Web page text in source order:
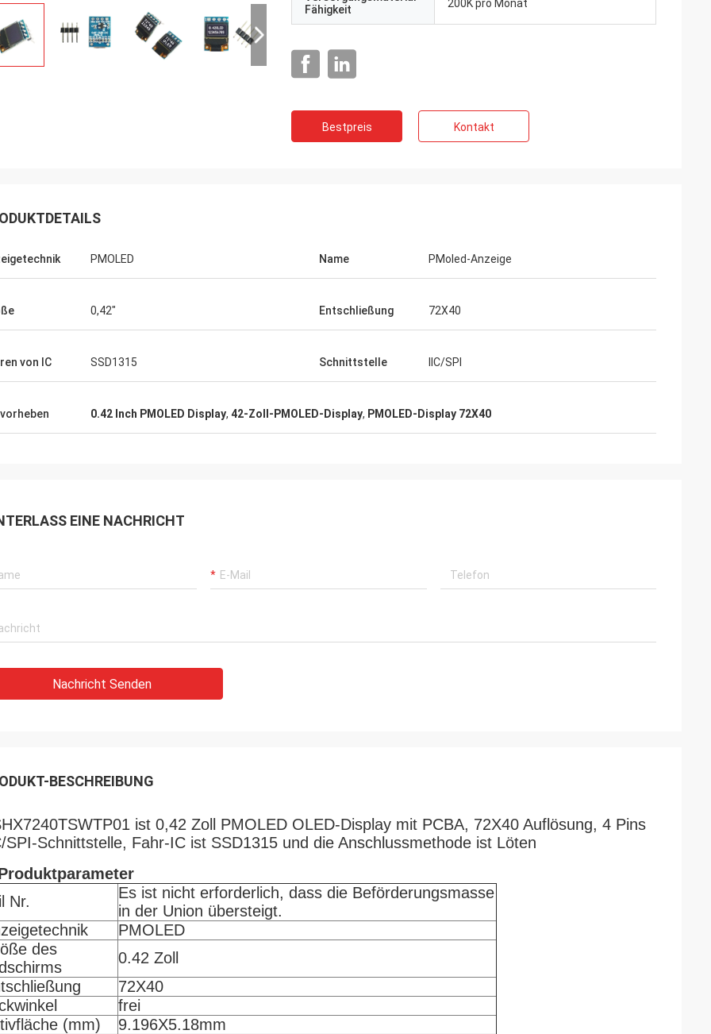
runden Displays
und testen
Sie
lasse es dich
haben.
Fähigkeit
200K pro Monat
Bestpreis Kontakt
PMOLED Name PMoled-Anzeige
0,42" Entschließung 72X40
von IC SSD1315 Schnittstelle IIC/SPI
0.42 Inch PMOLED Display, 42-Zoll-PMOLED-Display, PMOLED-Display 72X40
EINE NACHRICHT
Nachricht Senden
BESCHREIBUNG
ist 0,42 Zoll PMOLED OLED-Display mit PCBA, 72X40 Auflösung, 4 Pins
SPI-Schnittstelle, Fahr-IC ist SSD1315 und die Anschlussmethode ist Löten
Nr.
Es ist nicht erforderlich, dass die Beförderungsmasse
in der Union übersteigt.
PMOLED
des
0.42 Zoll
72X40
frei
(mm)
9.196X5.18mm